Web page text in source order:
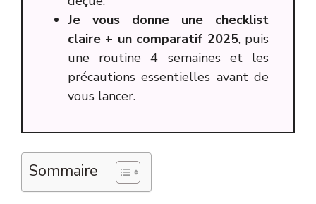
Je vous donne une checklist
claire + un comparatif 2025, puis
une routine 4 semaines et les
précautions essentielles avant de
vous lancer.
Sommaire